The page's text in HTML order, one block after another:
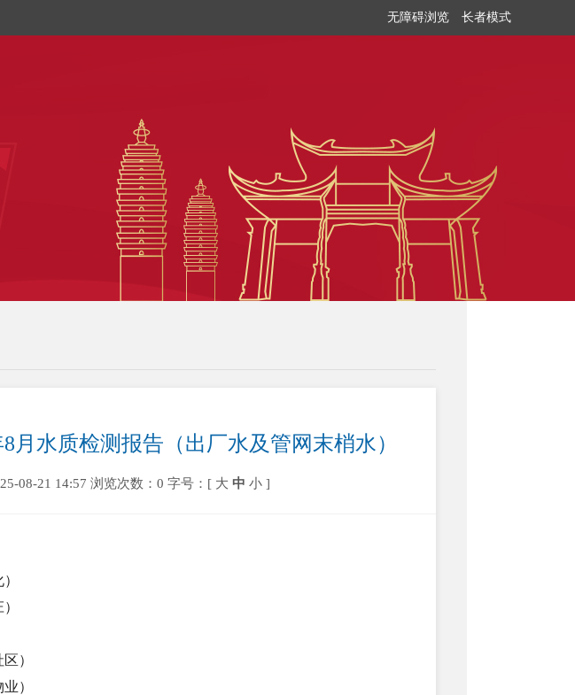
无障碍浏览 长者模式
月水质检测报告（出厂水及管网末梢水）
08-21 14:57 浏览次数：0 字号：[ 大 中 小 ]
）
）